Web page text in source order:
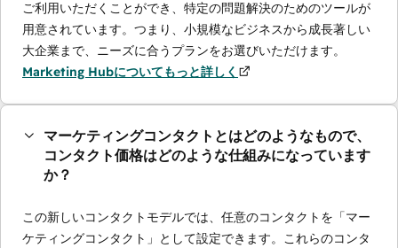
ご利用いただくことができ、特定の問題解決のためのツールが
用意されています。つまり、小規模なビジネスから成長著しい
大企業まで、ニーズに合うプランをお選びいただけます。
Marketing Hubについてもっと詳しく
マーケティングコンタクトとはどのようなもので、
コンタクト価格はどのような仕組みになっています
か？
この新しいコンタクトモデルでは、任意のコンタクトを「マー
ケティングコンタクト」として設定できます。これらのコンタ